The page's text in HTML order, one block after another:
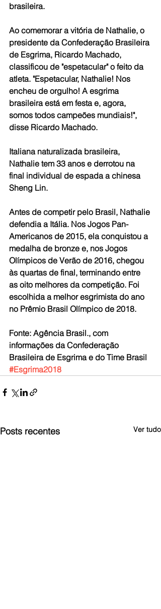
brasileira.
Ao comemorar a vitória de Nathalie, o
presidente da Confederação Brasileira
de Esgrima, Ricardo Machado,
classificou de "espetacular" o feito da
atleta. "Espetacular, Nathalie! Nos
encheu de orgulho! A esgrima
brasileira está em festa e, agora,
somos todos campeões mundiais!",
disse Ricardo Machado.
Italiana naturalizada brasileira,
Nathalie tem 33 anos e derrotou na
final individual de espada a chinesa
Sheng Lin.
Antes de competir pelo Brasil, Nathalie
defendia a Itália. Nos Jogos Pan-
Americanos de 2015, ela conquistou a
medalha de bronze e, nos Jogos
Olímpicos de Verão de 2016, chegou
às quartas de final, terminando entre
as oito melhores da competição. Foi
escolhida a melhor esgrimista do ano
no Prêmio Brasil Olímpico de 2018.
Fonte: Agência Brasil., com
informações da Confederação
Brasileira de Esgrima e do Time Brasil
#Esgrima2018
Posts recentes Ver tudo